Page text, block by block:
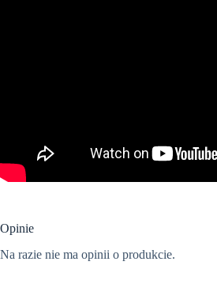
Opinie
Na razie nie ma opinii o produkcie.